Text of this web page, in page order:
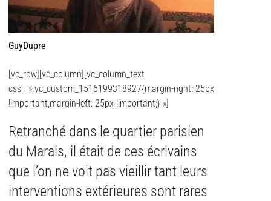
GuyDupre
[vc_row][vc_column][vc_column_text
css= ».vc_custom_1516199318927{margin-right: 25px
!important;margin-left: 25px !important;} »]
Retranché dans le quartier parisien
du Marais, il était de ces écrivains
que l’on ne voit pas vieillir tant leurs
interventions extérieures sont rares